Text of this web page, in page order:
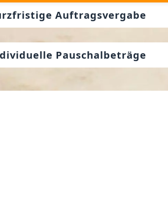
Auftragsvergabe
Pauschalbeträge